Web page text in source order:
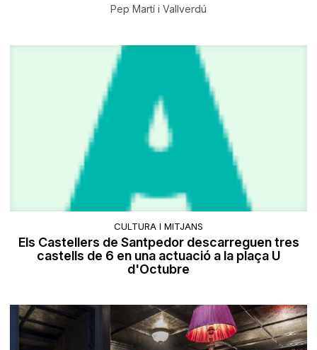
Pep Martí i Vallverdú
CULTURA I MITJANS
Els Castellers de Santpedor descarreguen tres
castells de 6 en una actuació a la plaça U
d'Octubre